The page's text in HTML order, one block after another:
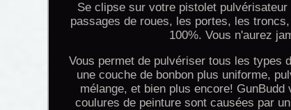
Se clipse sur votre pistolet
passages de roues, les portes, les
100%. Vous n'aurez
Vous permet de pulvériser tous les types
une couche de bonbon plus uniforme,
mélange, et bien plus encore!
coulures de peinture sont causées par